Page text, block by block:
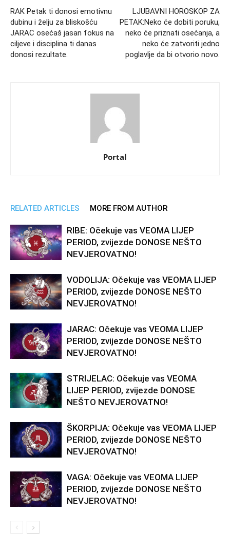
RAK Petak ti donosi emotivnu
dubinu i želju za bliskošću
JARAC osećaš jasan fokus na
ciljeve i disciplina ti danas
donosi rezultate.
LJUBAVNI HOROSKOP ZA
PETAK:Neko će dobiti poruku,
neko će priznati osećanja, a
neko će zatvoriti jedno
poglavlje da bi otvorio novo.
Portal
RELATED ARTICLES MORE FROM AUTHOR
RIBE: Očekuje vas VEOMA LIJEP
PERIOD, zvijezde DONOSE NEŠTO
NEVJEROVATNO!
VODOLIJA: Očekuje vas VEOMA LIJEP
PERIOD, zvijezde DONOSE NEŠTO
NEVJEROVATNO!
JARAC: Očekuje vas VEOMA LIJEP
PERIOD, zvijezde DONOSE NEŠTO
NEVJEROVATNO!
STRIJELAC: Očekuje vas VEOMA
LIJEP PERIOD, zvijezde DONOSE
NEŠTO NEVJEROVATNO!
ŠKORPIJA: Očekuje vas VEOMA LIJEP
PERIOD, zvijezde DONOSE NEŠTO
NEVJEROVATNO!
VAGA: Očekuje vas VEOMA LIJEP
PERIOD, zvijezde DONOSE NEŠTO
NEVJEROVATNO!